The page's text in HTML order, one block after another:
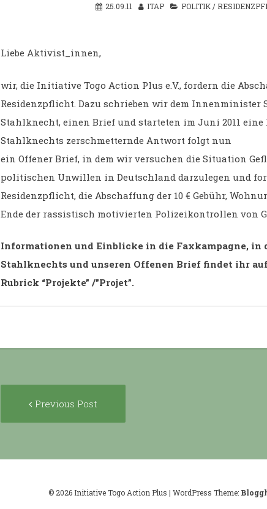
25.09.11 ITAP POLITIK /
Liebe Aktivist_innen,
wir, die Initiative Togo Action Plus e.V., fordern die
Residenzpflicht. Dazu schrieben wir dem Innenminister
Stahlknecht, einen Brief und starteten im Juni 2011 eine
Stahlknechts zerschmetternde Antwort folgt nun
ein Offener Brief, in dem wir versuchen die Situation
politischen Unwillen in Deutschland darzulegen und
Residenzpflicht, die Abschaffung der 10 € Gebühr,
Ende der rassistisch motivierten Polizeikontrollen von
Informationen und Einblicke in die Faxkampagne, in
Stahlknechts und unseren Offenen Brief findet ihr
Rubrick “Projekte” /”Projet”.
navigation
Previous Post
© 2026 Initiative Togo Action Plus | WordPress Theme: